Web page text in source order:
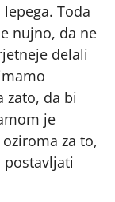
Toda
nujno, da ne
delali
zato, da bi
je
za to,
postavljati